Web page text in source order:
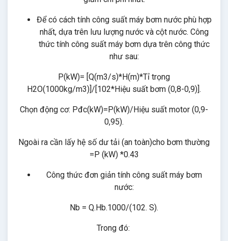
Để có cách tính công suất máy bơm nước phù hợp
nhất, dựa trên lưu lượng nước và cột nước. Công
thức tính công suất máy bơm dựa trên công thức
như sau:
P(kW)= [Q(m3/s)*H(m)*Tỉ trọng
H2O(1000kg/m3)]/[102*Hiệu suất bơm (0,8-0,9)].
Chọn động cơ: Pđc(kW)=P(kW)/Hiệu suất motor (0,9-
0,95).
Ngoài ra cần lấy hệ số dư tải (an toàn)cho bơm thường
=P (kW) *0.43
Công thức đơn giản tính công suất máy bơm
nước:
Nb = Q.Hb.1000/(102. S).
Trong đó: